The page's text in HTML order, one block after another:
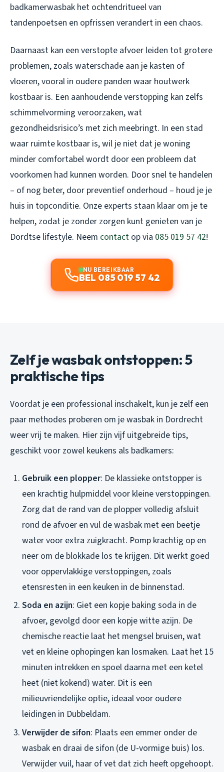
badkamerwasbak het ochtendritueel van
tandenpoetsen en opfrissen verandert in een chaos.
Daarnaast kan een verstopte afvoer leiden tot grotere
problemen, zoals waterschade aan je kasten of
vloeren, vooral in oudere panden waar houtwerk
kostbaar is. Een aanhoudende verstopping kan zelfs
schimmelvorming veroorzaken, wat
gezondheidsrisico’s met zich meebringt. In een stad
waar ruimte kostbaar is, wil je niet dat je woning
minder comfortabel wordt door een probleem dat
voorkomen had kunnen worden. Door snel te handelen
– of nog beter, door preventief onderhoud – houd je je
huis in topconditie. Onze experts staan klaar om je te
helpen, zodat je zonder zorgen kunt genieten van je
Dordtse lifestyle. Neem contact op via 085 019 57 42!
NU BEREIKBAAR
BEL 085 019 57 42
Zelf je wasbak ontstoppen: 5
praktische tips
Voordat je een professional inschakelt, kun je zelf een
paar methodes proberen om je wasbak in Dordrecht
weer vrij te maken. Hier zijn vijf uitgebreide tips,
geschikt voor zowel keukens als badkamers:
Gebruik een plopper: De klassieke ontstopper is
een krachtig hulpmiddel voor kleine verstoppingen.
Zorg dat de rand van de plopper volledig afsluit
rond de afvoer en vul de wasbak met een beetje
water voor extra zuigkracht. Pomp krachtig op en
neer om de blokkade los te krijgen. Dit werkt goed
voor oppervlakkige verstoppingen, zoals
etensresten in een keuken in de binnenstad.
Soda en azijn: Giet een kopje baking soda in de
afvoer, gevolgd door een kopje witte azijn. De
chemische reactie laat het mengsel bruisen, wat
vet en kleine ophopingen kan losmaken. Laat het 15
minuten intrekken en spoel daarna met een ketel
heet (niet kokend) water. Dit is een
milieuvriendelijke optie, ideaal voor oudere
leidingen in Dubbeldam.
Verwijder de sifon: Plaats een emmer onder de
wasbak en draai de sifon (de U-vormige buis) los.
Verwijder vuil, haar of vet dat zich heeft opgehoopt.